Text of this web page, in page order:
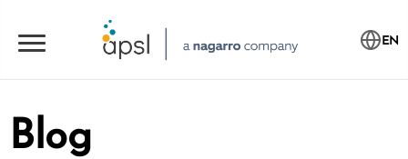
EN
Blog